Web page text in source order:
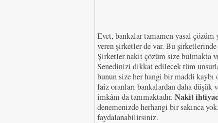
Evet, bankalar tamamen yasal çözüm
veren şirketler de var. Bu
Şirketler nakit çözüm size bulmakta
Senedinizi dikkat edilecek tüm
bunun size her hangi bir maddi
faiz oranları bankalardan daha düşük
imkânı da tanımaktadır. Nakit
denemenizde herhangi bir sakınca
faydalanabilirsiniz.